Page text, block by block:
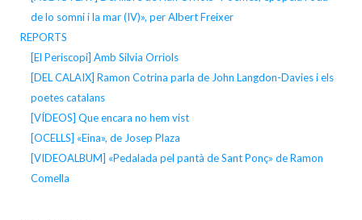
de lo somni i la mar (IV)», per Albert Freixer
REPORTS
[El Periscopi] Amb Silvia Orriols
[DEL CALAIX] Ramon Cotrina parla de John Langdon-Davies i els
poetes catalans
[VÍDEOS] Que encara no hem vist
[OCELLS] «Eina», de Josep Plaza
[VIDEOALBUM] «Pedalada pel pantà de Sant Ponç» de Ramon
Comella